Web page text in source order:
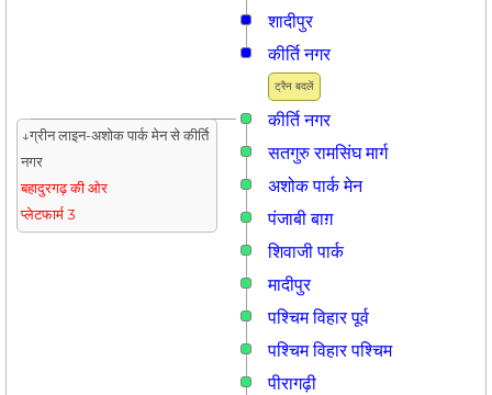
शादीपुर
ट्रैन बदलें
कीर्ति नगर
कीर्ति नगर
↓ग्रीन लाइन-अशोक पार्क मेन से कीर्ति
नगर
बहादुरगढ़ की ओर
प्लेटफार्म 3
सतगुरु रामसिंघ मार्ग
अशोक पार्क मेन
पंजाबी बाग़
शिवाजी पार्क
मादीपुर
पश्चिम विहार पूर्व
पश्चिम विहार पश्चिम
पीरागढ़ी